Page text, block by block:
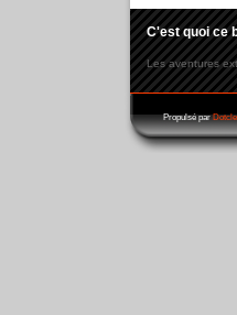
C'est quoi ce
Les aventures
Propulsé par